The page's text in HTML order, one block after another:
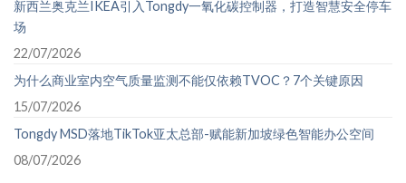
新西兰奥克兰IKEA引入Tongdy一氧化碳控制器，打造智慧安全停车
场
22/07/2026
为什么商业室内空气质量监测不能仅依赖TVOC？7个关键原因
15/07/2026
Tongdy MSD落地TikTok亚太总部-赋能新加坡绿色智能办公空间
08/07/2026